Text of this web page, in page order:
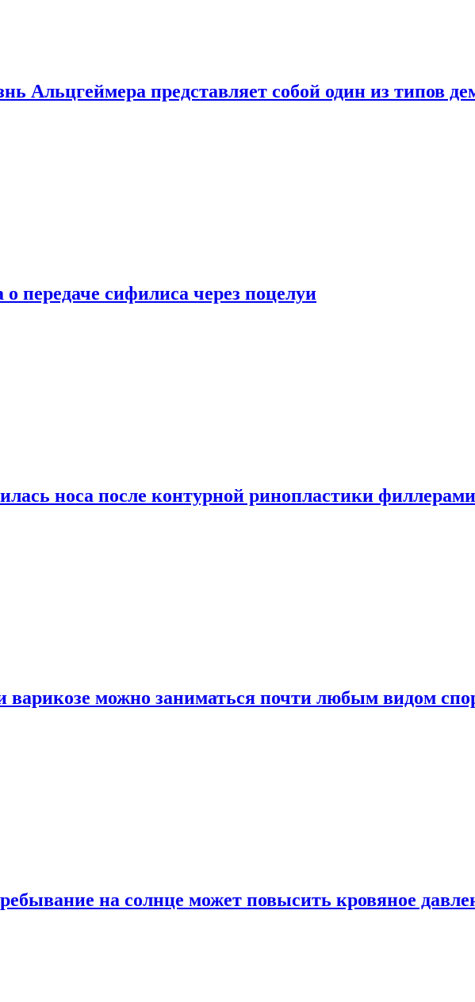
Альцгеймера представляет собой один из типов
о передаче сифилиса через поцелуи
носа после контурной ринопластики филлерами
варикозе можно заниматься почти любым видом
на солнце может повысить кровяное